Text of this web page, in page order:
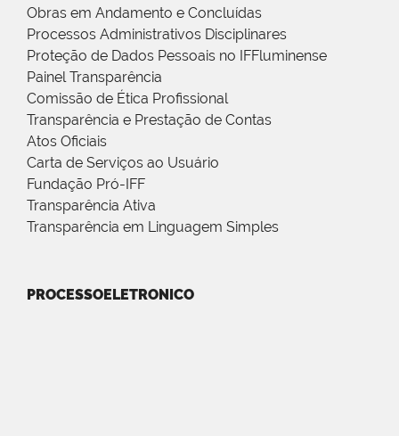
Obras em Andamento e Concluídas
Processos Administrativos Disciplinares
Proteção de Dados Pessoais no IFFluminense
Painel Transparência
Comissão de Ética Profissional
Transparência e Prestação de Contas
Atos Oficiais
Carta de Serviços ao Usuário
Fundação Pró-IFF
Transparência Ativa
Transparência em Linguagem Simples
PROCESSOELETRONICO